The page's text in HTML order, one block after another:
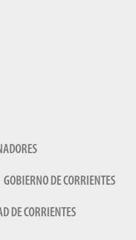
GOBIERNO DE CORRIENTES
DE CORRIENTES